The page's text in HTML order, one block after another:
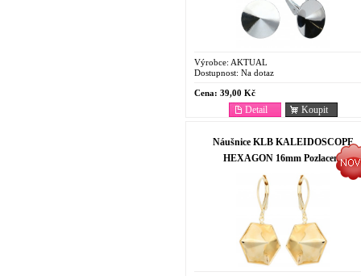
Výrobce: AKTUAL
Dostupnost: Na dotaz
Cena: 39,00 Kč
Koupit
Detail
Náušnice KLB KALEIDOSCOPE
HEXAGON 16mm Pozlacené